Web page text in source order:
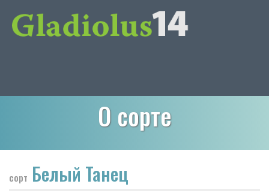
О сорте
сорт Белый Танец